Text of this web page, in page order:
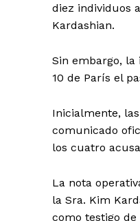
diez individuos
Kardashian.
Sin embargo, la
10 de París el
Inicialmente,
comunicado
los cuatro
La nota
la Sra. Kim
como testigo